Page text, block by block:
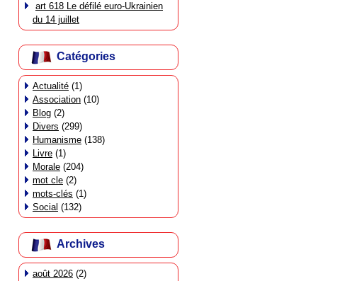
art 618 Le défilé euro-Ukrainien
du 14 juillet
Catégories
Actualité (1)
Association (10)
Blog (2)
Divers (299)
Humanisme (138)
Livre (1)
Morale (204)
mot cle (2)
mots-clés (1)
Social (132)
Archives
août 2026 (2)